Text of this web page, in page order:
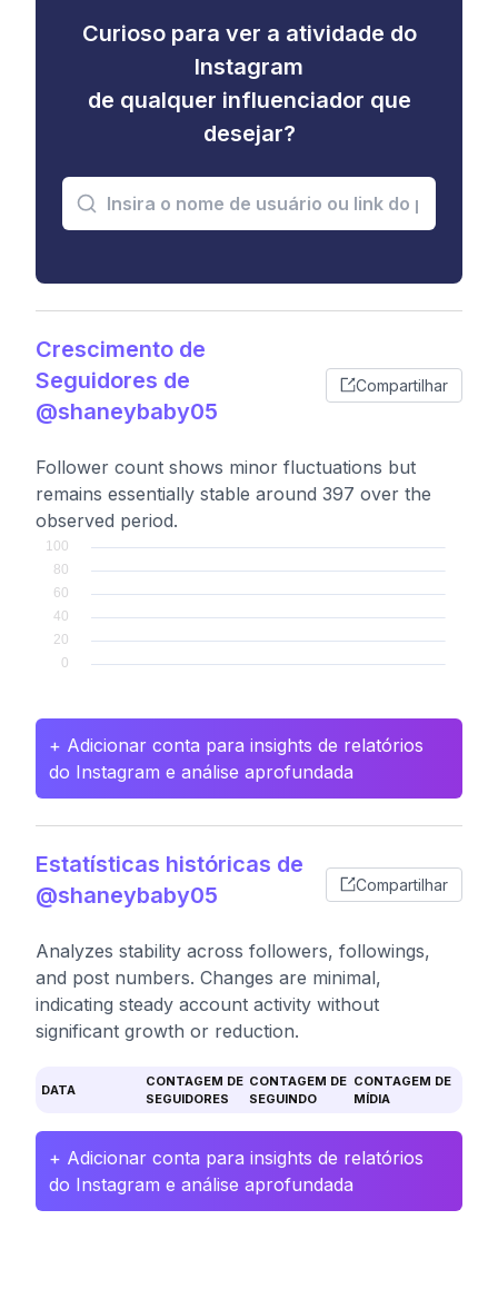
Curioso para ver a atividade do
Instagram
de qualquer influenciador que
desejar?
Crescimento de
Seguidores de
@shaneybaby05
Compartilhar
Follower count shows minor fluctuations but
remains essentially stable around 397 over the
observed period.
+ Adicionar conta para insights de relatórios
do Instagram e análise aprofundada
Estatísticas históricas de
@shaneybaby05
Compartilhar
Analyzes stability across followers, followings,
and post numbers. Changes are minimal,
indicating steady account activity without
significant growth or reduction.
DATA
CONTAGEM DE
SEGUIDORES
CONTAGEM DE
SEGUINDO
CONTAGEM DE
MÍDIA
+ Adicionar conta para insights de relatórios
do Instagram e análise aprofundada